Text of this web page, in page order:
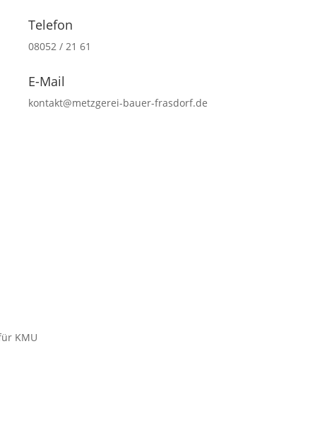
Telefon
08052 / 21 61
E-Mail
kontakt@metzgerei-bauer-frasdorf.de
KMU